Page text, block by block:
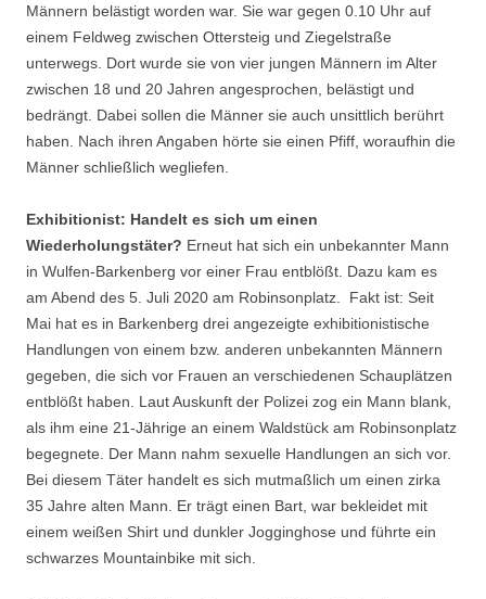
Männern belästigt worden war. Sie war gegen 0.10 Uhr auf
einem Feldweg zwischen Ottersteig und Ziegelstraße
unterwegs. Dort wurde sie von vier jungen Männern im Alter
zwischen 18 und 20 Jahren angesprochen, belästigt und
bedrängt. Dabei sollen die Männer sie auch unsittlich berührt
haben. Nach ihren Angaben hörte sie einen Pfiff, woraufhin die
Männer schließlich wegliefen.
Exhibitionist: Handelt es sich um einen
Wiederholungstäter? Erneut hat sich ein unbekannter Mann
in Wulfen-Barkenberg vor einer Frau entblößt. Dazu kam es
am Abend des 5. Juli 2020 am Robinsonplatz. Fakt ist: Seit
Mai hat es in Barkenberg drei angezeigte exhibitionistische
Handlungen von einem bzw. anderen unbekannten Männern
gegeben, die sich vor Frauen an verschiedenen Schauplätzen
entblößt haben. Laut Auskunft der Polizei zog ein Mann blank,
als ihm eine 21-Jährige an einem Waldstück am Robinsonplatz
begegnete. Der Mann nahm sexuelle Handlungen an sich vor.
Bei diesem Täter handelt es sich mutmaßlich um einen zirka
35 Jahre alten Mann. Er trägt einen Bart, war bekleidet mit
einem weißen Shirt und dunkler Jogginghose und führte ein
schwarzes Mountainbike mit sich.